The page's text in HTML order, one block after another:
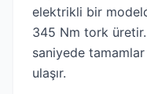
elektrikli bir
345 Nm tork üretir.
saniyede
ulaşır.